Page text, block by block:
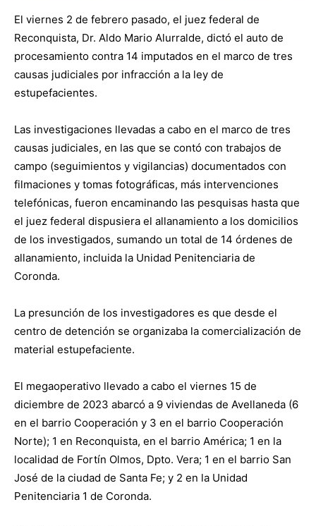
El viernes 2 de febrero pasado, el juez federal de
Reconquista, Dr. Aldo Mario Alurralde, dictó el auto de
procesamiento contra 14 imputados en el marco de tres
causas judiciales por infracción a la ley de
estupefacientes.
Las investigaciones llevadas a cabo en el marco de tres
causas judiciales, en las que se contó con trabajos de
campo (seguimientos y vigilancias) documentados con
filmaciones y tomas fotográficas, más intervenciones
telefónicas, fueron encaminando las pesquisas hasta que
el juez federal dispusiera el allanamiento a los domicilios
de los investigados, sumando un total de 14 órdenes de
allanamiento, incluida la Unidad Penitenciaria de
Coronda.
La presunción de los investigadores es que desde el
centro de detención se organizaba la comercialización de
material estupefaciente.
El megaoperativo llevado a cabo el viernes 15 de
diciembre de 2023 abarcó a 9 viviendas de Avellaneda (6
en el barrio Cooperación y 3 en el barrio Cooperación
Norte); 1 en Reconquista, en el barrio América; 1 en la
localidad de Fortín Olmos, Dpto. Vera; 1 en el barrio San
José de la ciudad de Santa Fe; y 2 en la Unidad
Penitenciaria 1 de Coronda.